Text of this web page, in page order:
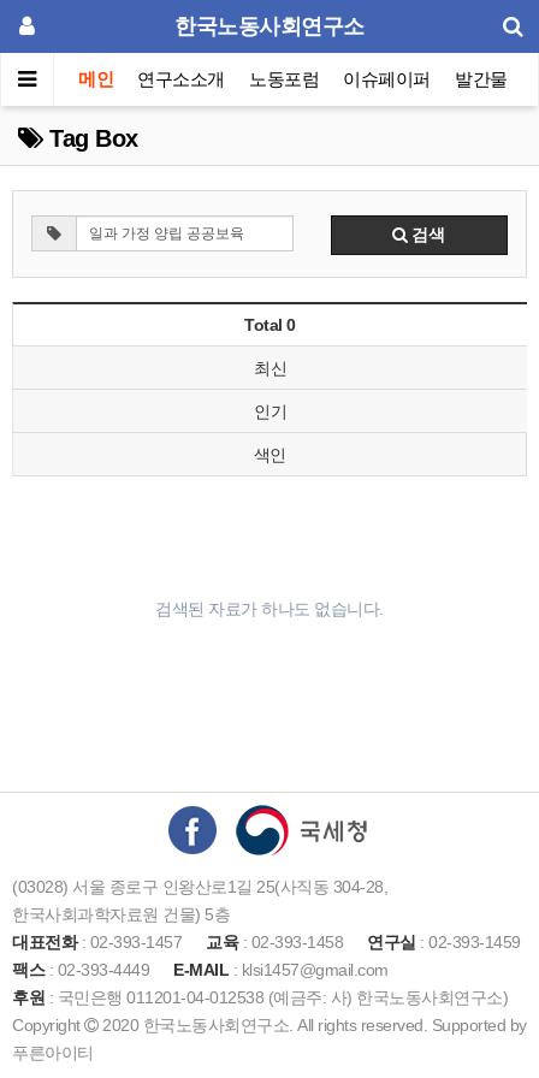
한국노동사회연구소
메인 연구소소개 노동포럼 이슈페이퍼 발간물
Tag Box
검색
Total 0
최신
인기
색인
검색된 자료가 하나도 없습니다.
(03028) 서울 종로구 인왕산로1길 25(사직동 304-28,
한국사회과학자료원 건물) 5층
대표전화: 02-393-1457 교육: 02-393-1458 연구실 : 02-393-1459
팩스: 02-393-4449 E-MAIL : klsi1457@gmail.com
후원 : 국민은행 011201-04-012538 (예금주: 사) 한국노동사회연구소)
Copyright
2020 한국노동사회연구소. All rights reserved. Supported by
푸른아이티